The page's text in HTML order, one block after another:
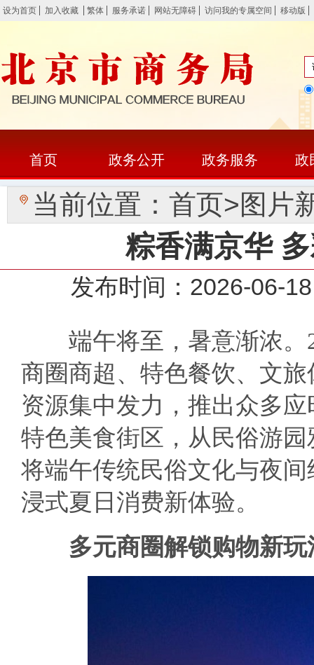
设为首页 加入收藏 繁体 服务承诺 网站无障碍 访问我的专属空间 移动版
首页 政务公开 政务服务 政
当前位置： 首页>图片
粽香满京华
发布时间：2026-
端午将至，暑意渐浓。
商圈商超、特色餐饮、文
资源集中发力，推出众多
特色美食街区，从民俗游
将端午传统民俗文化与夜
浸式夏日消费新体验。
多元商圈解锁购物新玩